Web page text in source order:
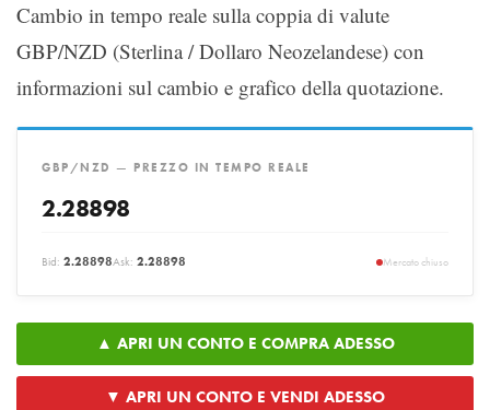
Cambio in tempo reale sulla coppia di valute
GBP/NZD (Sterlina / Dollaro Neozelandese) con
informazioni sul cambio e grafico della quotazione.
GBP/NZD — PREZZO IN TEMPO REALE
2.28898
Bid: 2.28898Ask: 2.28898 Mercato chiuso
▲ APRI UN CONTO E COMPRA ADESSO
▼ APRI UN CONTO E VENDI ADESSO